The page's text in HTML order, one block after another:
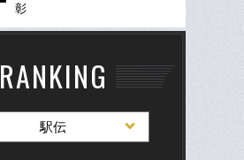
彰
RANKING
駅伝